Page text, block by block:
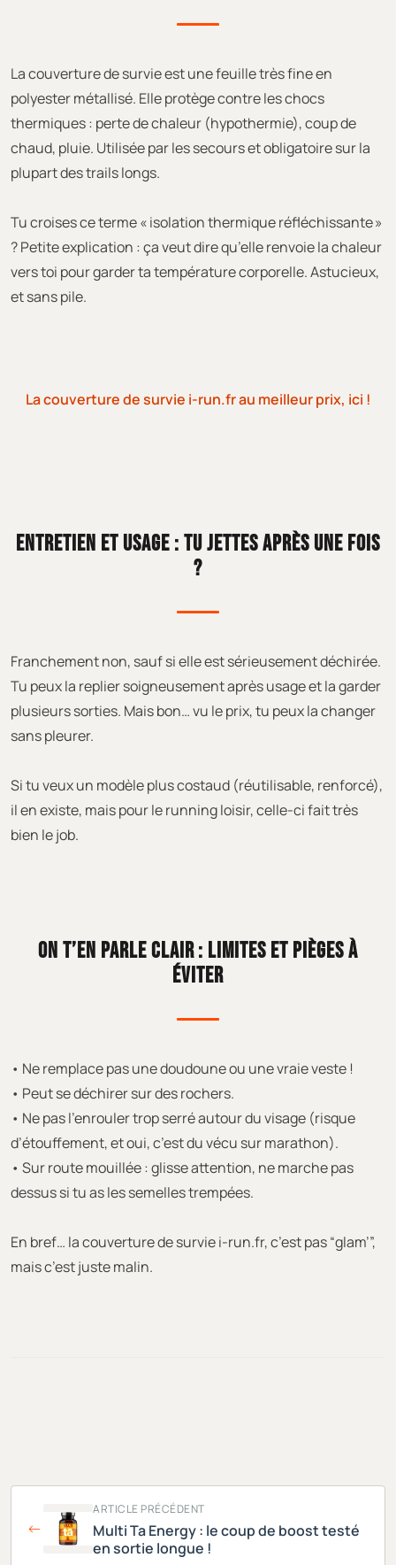
La couverture de survie est une feuille très fine en
polyester métallisé. Elle protège contre les chocs
thermiques : perte de chaleur (hypothermie), coup de
chaud, pluie. Utilisée par les secours et obligatoire sur la
plupart des trails longs.
Tu croises ce terme « isolation thermique réfléchissante »
? Petite explication : ça veut dire qu’elle renvoie la chaleur
vers toi pour garder ta température corporelle. Astucieux,
et sans pile.
La couverture de survie i-run.fr au meilleur prix, ici !
ENTRETIEN ET USAGE : TU JETTES APRÈS UNE FOIS
?
Franchement non, sauf si elle est sérieusement déchirée.
Tu peux la replier soigneusement après usage et la garder
plusieurs sorties. Mais bon… vu le prix, tu peux la changer
sans pleurer.
Si tu veux un modèle plus costaud (réutilisable, renforcé),
il en existe, mais pour le running loisir, celle-ci fait très
bien le job.
ON T’EN PARLE CLAIR : LIMITES ET PIÈGES À
ÉVITER
• Ne remplace pas une doudoune ou une vraie veste !
• Peut se déchirer sur des rochers.
• Ne pas l’enrouler trop serré autour du visage (risque
d’étouffement, et oui, c’est du vécu sur marathon).
• Sur route mouillée : glisse attention, ne marche pas
dessus si tu as les semelles trempées.
En bref… la couverture de survie i-run.fr, c’est pas “glam’”,
mais c’est juste malin.
ARTICLE PRÉCÉDENT
Multi Ta Energy : le coup de boost testé
en sortie longue !